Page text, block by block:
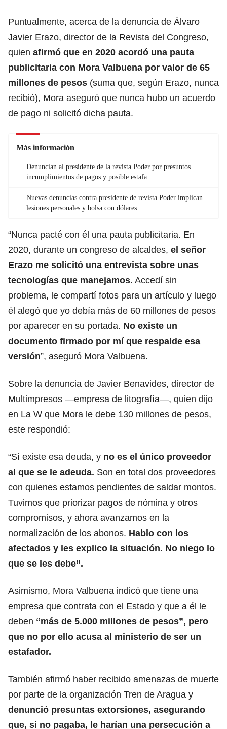
Puntualmente, acerca de la denuncia de Álvaro
Javier Erazo, director de la Revista del Congreso,
quien afirmó que en 2020 acordó una pauta
publicitaria con Mora Valbuena por valor de 65
millones de pesos (suma que, según Erazo, nunca
recibió), Mora aseguró que nunca hubo un acuerdo
de pago ni solicitó dicha pauta.
Más información
Denuncian al presidente de la revista Poder por presuntos
incumplimientos de pagos y posible estafa
Nuevas denuncias contra presidente de revista Poder implican
lesiones personales y bolsa con dólares
“Nunca pacté con él una pauta publicitaria. En
2020, durante un congreso de alcaldes, el señor
Erazo me solicitó una entrevista sobre unas
tecnologías que manejamos. Accedí sin
problema, le compartí fotos para un artículo y luego
él alegó que yo debía más de 60 millones de pesos
por aparecer en su portada. No existe un
documento firmado por mí que respalde esa
versión”, aseguró Mora Valbuena.
Sobre la denuncia de Javier Benavides, director de
Multimpresos —empresa de litografía—, quien dijo
en La W que Mora le debe 130 millones de pesos,
este respondió:
“Sí existe esa deuda, y no es el único proveedor
al que se le adeuda. Son en total dos proveedores
con quienes estamos pendientes de saldar montos.
Tuvimos que priorizar pagos de nómina y otros
compromisos, y ahora avanzamos en la
normalización de los abonos. Hablo con los
afectados y les explico la situación. No niego lo
que se les debe”.
Asimismo, Mora Valbuena indicó que tiene una
empresa que contrata con el Estado y que a él le
deben “más de 5.000 millones de pesos”, pero
que no por ello acusa al ministerio de ser un
estafador.
También afirmó haber recibido amenazas de muerte
por parte de la organización Tren de Aragua y
denunció presuntas extorsiones, asegurando
que, si no pagaba, le harían una persecución a